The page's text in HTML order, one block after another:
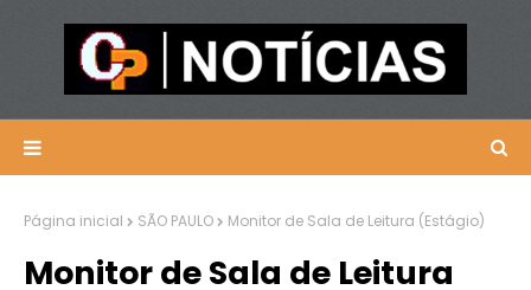
Página inicial SÃO PAULO Monitor de Sala de Leitura (Estágio)
Monitor de Sala de Leitura